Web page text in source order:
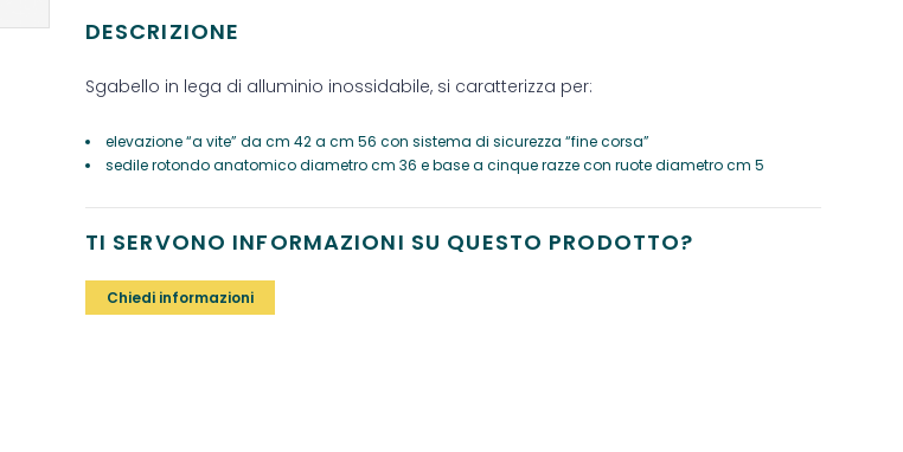
DESCRIZIONE
Sgabello in lega di alluminio inossidabile, si caratterizza per:
elevazione “a vite” da cm 42 a cm 56 con sistema di sicurezza “fine corsa”
sedile rotondo anatomico diametro cm 36 e base a cinque razze con ruote diametro cm 5
TI SERVONO INFORMAZIONI SU QUESTO PRODOTTO?
Chiedi informazioni